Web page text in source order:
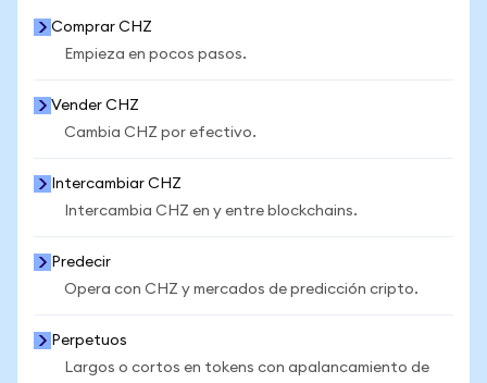
Comprar CHZ
Empieza en pocos pasos.
Vender CHZ
Cambia CHZ por efectivo.
Intercambiar CHZ
Intercambia CHZ en y entre blockchains.
Predecir
Opera con CHZ y mercados de predicción cripto.
Perpetuos
Largos o cortos en tokens con apalancamiento de